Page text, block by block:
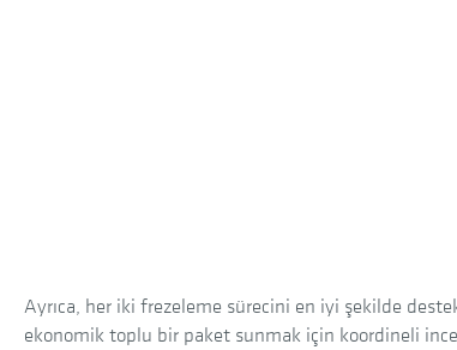
Ayrıca, her iki frezeleme sürecini en iyi şekilde
ekonomik toplu bir paket sunmak için koordineli